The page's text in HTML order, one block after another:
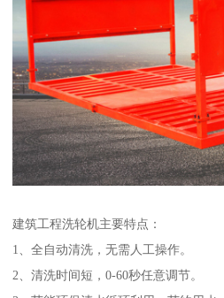
建筑工程洗轮机主要特点：
1、全自动清洗，无需人工操作。
2、清洗时间短，0-60秒任意调节。